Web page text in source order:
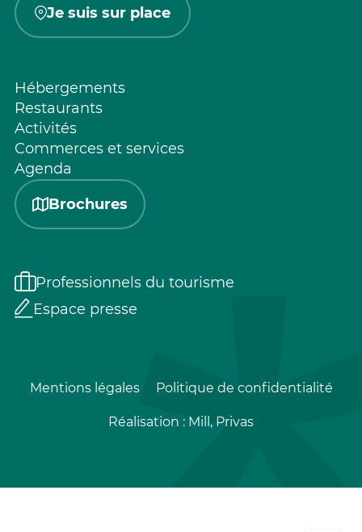
Je suis sur place
Hébergements
Restaurants
Activités
Commerces et services
Agenda
Brochures
Professionnels du tourisme
Espace presse
Mentions légales Politique de confidentialité
Réalisation : Mill, Privas